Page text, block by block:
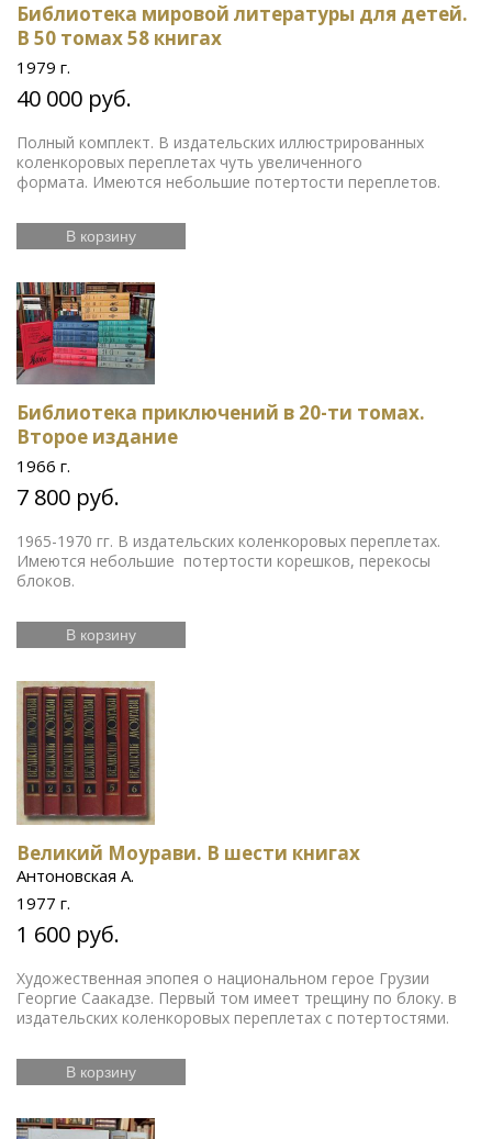
Библиотека мировой литературы для детей.
В 50 томах 58 книгах
1979 г.
40 000 руб.
Полный комплект. В издательских иллюстрированных
коленкоровых переплетах чуть увеличенного
формата. Имеются небольшие потертости переплетов.
В корзину
Библиотека приключений в 20-ти томах.
Второе издание
1966 г.
7 800 руб.
1965-1970 гг. В издательских коленкоровых переплетах.
Имеются небольшие потертости корешков, перекосы
блоков.
В корзину
Великий Моурави. В шести книгах
Антоновская А.
1977 г.
1 600 руб.
Художественная эпопея о национальном герое Грузии
Георгие Саакадзе. Первый том имеет трещину по блоку. в
издательских коленкоровых переплетах с потертостями.
В корзину